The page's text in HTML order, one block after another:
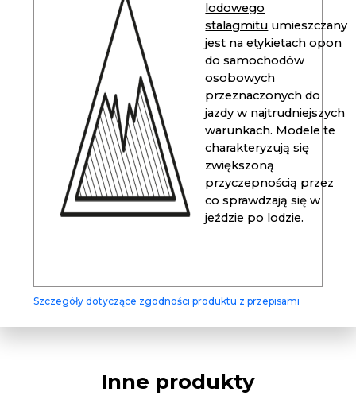
lodowego
stalagmitu umieszczany
jest na etykietach opon
do samochodów
osobowych
przeznaczonych do
jazdy w najtrudniejszych
warunkach. Modele te
charakteryzują się
zwiększoną
przyczepnością przez
co sprawdzają się w
jeździe po lodzie.
Szczegóły dotyczące zgodności produktu z przepisami
Inne produkty